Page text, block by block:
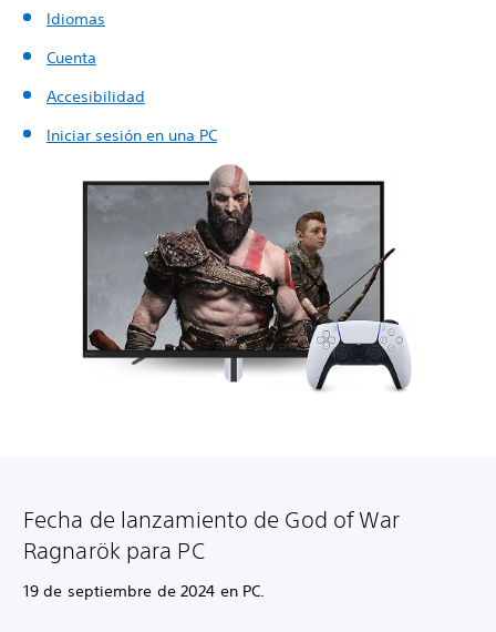
Idiomas
Cuenta
Accesibilidad
Iniciar sesión en una PC
Fecha de lanzamiento de God of War
Ragnarök para PC
19 de septiembre de 2024 en PC.